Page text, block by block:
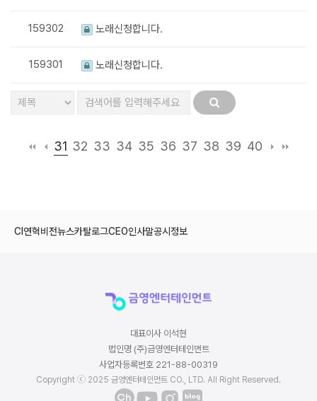
159302 노래신청합니다.
159301 노래신청합니다.
31 32 33 34 35 36 37 38 39 40
CI 연혁비전뉴스카탈로그CEO인사말공시정보
대표이사 이석현
법인명 (주)금영엔터테인먼트
사업자등록번호 221-88-00319
Copyright ⓒ 2025 금영엔터테인먼트 CO., LTD. All Right Reserved.